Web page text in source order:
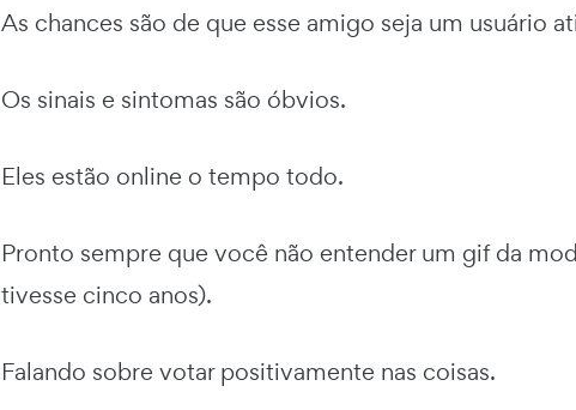
As chances são de que esse amigo seja um usuário
Os sinais e sintomas são óbvios.
Eles estão online o tempo todo.
Pronto sempre que você não entender um gif da
tivesse cinco anos).
Falando sobre votar positivamente nas coisas.